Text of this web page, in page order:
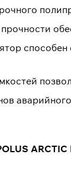
способен
ARCTIC